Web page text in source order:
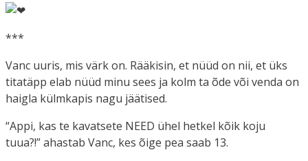
***
Vanc uuris, mis värk on. Rääkisin, et nüüd on nii, et üks
titatäpp elab nüüd minu sees ja kolm ta õde või venda on
haigla külmkapis nagu jäätised.
“Appi, kas te kavatsete NEED ühel hetkel kõik koju
tuua?!” ahastab Vanc, kes õige pea saab 13.